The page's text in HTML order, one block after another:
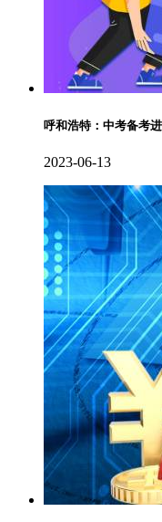
呼和浩特：中考备考
2023-06-13